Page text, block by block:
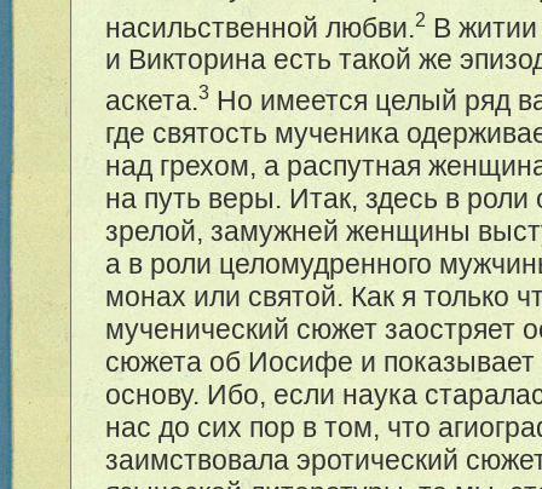
насильственной любви.2 В
и Викторина есть такой же
аскета.3 Но имеется целый ряд
где святость мученика
над грехом, а распутная
на путь веры. Итак, здесь в
зрелой, замужней женщины
а в роли целомудренного
монах или святой. Как я только
мученический сюжет заостряет
сюжета об Иосифе и показывает
основу. Ибо, если наука
нас до сих пор в том, что
заимствовала эротический